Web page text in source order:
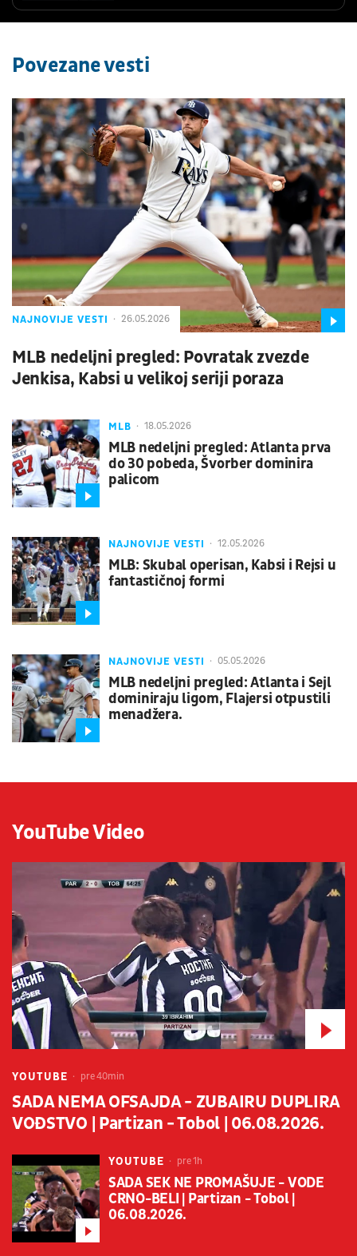
Povezane vesti
NAJNOVIJE VESTI 26.05.2026
MLB nedeljni pregled: Povratak zvezde
Jenkisa, Kabsi u velikoj seriji poraza
MLB 18.05.2026
MLB nedeljni pregled: Atlanta prva
do 30 pobeda, Švorber dominira
palicom
NAJNOVIJE VESTI 12.05.2026
MLB: Skubal operisan, Kabsi i Rejsi u
fantastičnoj formi
NAJNOVIJE VESTI 05.05.2026
MLB nedeljni pregled: Atlanta i Sejl
dominiraju ligom, Flajersi otpustili
menadžera.
YouTube Video
YOUTUBE pre 40min
SADA NEMA OFSAJDA - ZUBAIRU DUPLIRA
VOĐSTVO | Partizan - Tobol | 06.08.2026.
YOUTUBE pre 1h
SADA SEK NE PROMAŠUJE - VODE
CRNO-BELI | Partizan - Tobol |
06.08.2026.